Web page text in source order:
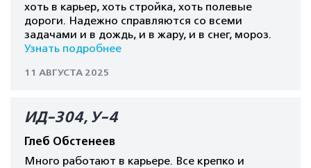
хоть в карьер, хоть стройка, хоть полевые
дороги. Надежно справляются со всеми
задачами и в дождь, и в жару, и в снег, мороз.
Узнать подробнее
11 АВГУСТА 2025
ИД-304, У-4
Глеб Обстенеев
Много работают в карьере. Все крепко и